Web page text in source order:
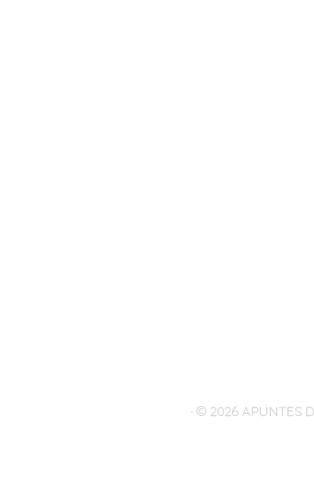
· © 2026 APUNTES